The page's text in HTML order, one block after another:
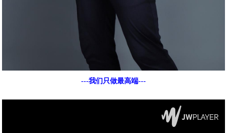
---我们只做最高端---